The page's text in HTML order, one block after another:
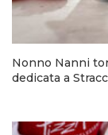
Nonno Nanni
dedicata a